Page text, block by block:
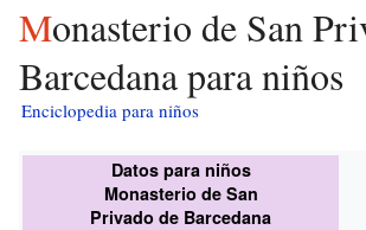
Monasterio de San Privado de
Barcedana para niños
Enciclopedia para niños
Datos para niños
Monasterio de San
Privado de Barcedana